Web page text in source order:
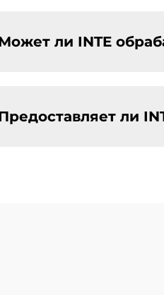
ли INTE
ли